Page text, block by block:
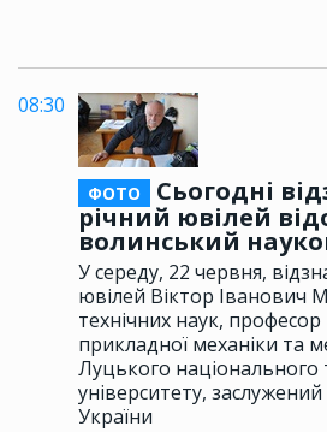
08:30
ФОТО
Сьогодні
річний ювілей
волинський
У середу, 22 червня,
ювілей Віктор Іванович
технічних наук,
прикладної механіки та
Луцького національного
університету, заслужений
України